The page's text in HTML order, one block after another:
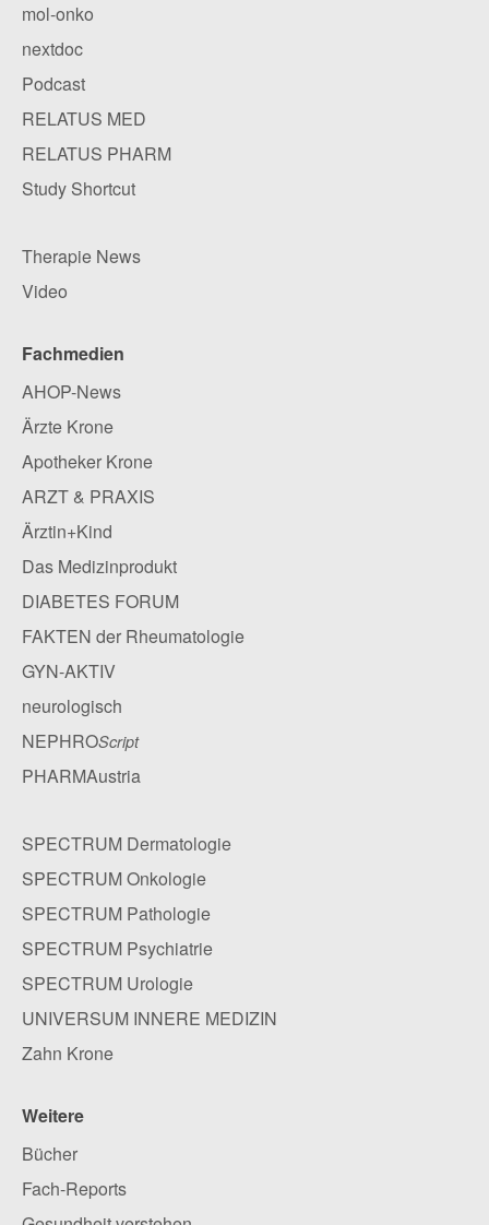
mol-onko
nextdoc
Podcast
RELATUS MED
RELATUS PHARM
Study Shortcut
Therapie News
Video
Fachmedien
AHOP-News
Ärzte Krone
Apotheker Krone
ARZT & PRAXIS
Ärztin+Kind
Das Medizinprodukt
DIABETES FORUM
FAKTEN der Rheumatologie
GYN-AKTIV
neurologisch
NEPHROScript
PHARMAustria
SPECTRUM Dermatologie
SPECTRUM Onkologie
SPECTRUM Pathologie
SPECTRUM Psychiatrie
SPECTRUM Urologie
UNIVERSUM INNERE MEDIZIN
Zahn Krone
Weitere
Bücher
Fach-Reports